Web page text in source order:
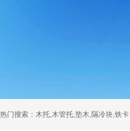
热门搜索：木托,木管托,垫木,隔冷块,铁卡